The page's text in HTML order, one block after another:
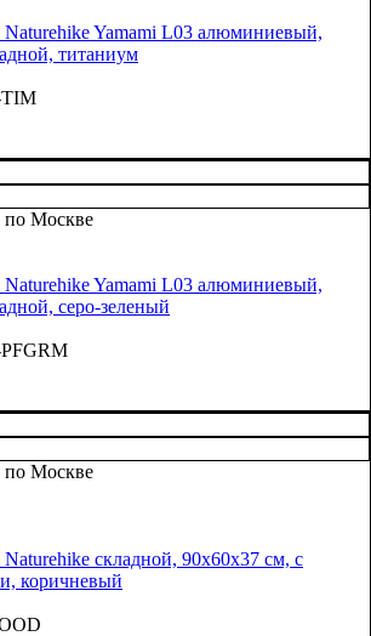
Naturehike Yamami L03 алюминиевый,
титаниум
TIM
по Москве
Naturehike Yamami L03 алюминиевый,
серо-зеленый
по Москве
складной, 90х60х37 см, с
коричневый